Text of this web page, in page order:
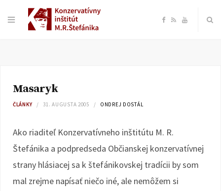
F
o
R Y
e
Masaryk
ČLÁNKY 31. AUGUSTA 2005 ONDREJ DOSTÁL
Ako riaditeľ Konzervatívneho inštitútu M. R.
Štefánika a podpredseda Občianskej konzervatívnej
strany hlásiacej sa k štefánikovskej tradícii by som
mal zrejme napísať niečo iné, ale nemôžem si